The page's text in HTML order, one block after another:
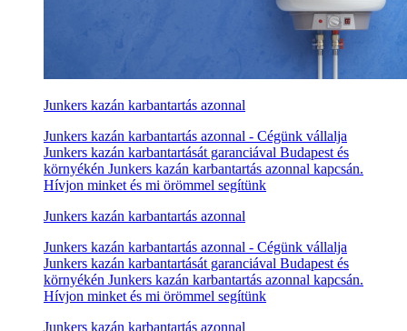
Junkers kazán karbantartás azonnal
Junkers kazán karbantartás azonnal - Cégünk vállalja
Junkers kazán karbantartását garanciával Budapest és
környékén Junkers kazán karbantartás azonnal kapcsán.
Hívjon minket és mi örömmel segítünk
Junkers kazán karbantartás azonnal
Junkers kazán karbantartás azonnal - Cégünk vállalja
Junkers kazán karbantartását garanciával Budapest és
környékén Junkers kazán karbantartás azonnal kapcsán.
Hívjon minket és mi örömmel segítünk
Junkers kazán karbantartás azonnal